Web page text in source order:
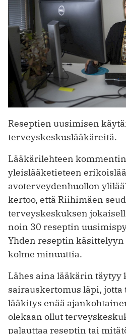
Reseptien uusimisen
terveyskeskuslääkäreitä.
Lääkärilehteen
yleislääketieteen
avoterveydenhuollon
kertoo, että Riihimäen
terveyskeskuksen
noin 30 reseptin
Yhden reseptin
kolme minuuttia.
Lähes aina lääkärin täytyy
sairauskertomus läpi, jotta
lääkitys enää
olekaan ollut
palauttaa reseptin tai